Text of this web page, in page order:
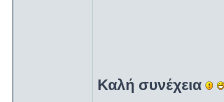
Καλή συνέχεια